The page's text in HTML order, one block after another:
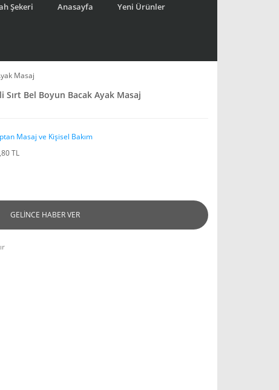
Şekeri Anasayfa Yeni Ürünler
Masaj
Bel Boyun Bacak Ayak Masaj
Masaj ve Kişisel Bakım
TL
GELİNCE HABER VER